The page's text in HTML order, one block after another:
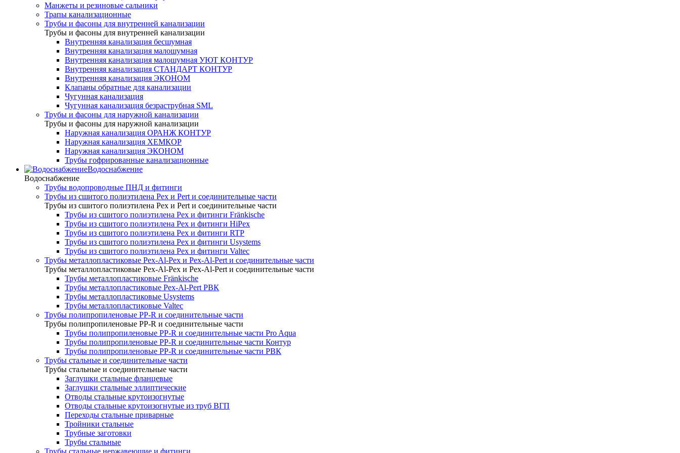
Манжеты и резиновые сальники
Трапы канализационные
Трубы и фасоны для внутренней канализации
Трубы и фасоны для внутренней канализации
Внутренняя канализация бесшумная
Внутренняя канализация малошумная
Внутренняя канализация малошумная УЮТ КОНТУР
Внутренняя канализация СТАНДАРТ КОНТУР
Внутренняя канализация ЭКОНОМ
Клапаны обратные для канализации
Чугунная канализация
Чугунная канализация безраструбная SML
Трубы и фасоны для наружной канализации
Трубы и фасоны для наружной канализации
Наружная канализация ОРАНЖ КОНТУР
Наружная канализация ХЕМКОР
Наружная канализация ЭКОНОМ
Трубы гофрированные канализационные
Водоснабжение
Водоснабжение
Трубы водопроводные ПНД и фитинги
Трубы из сшитого полиэтилена Pex и Pert и соединительные части
Трубы из сшитого полиэтилена Pex и Pert и соединительные части
Трубы из сшитого полиэтилена Pex и фитинги Fränkische
Трубы из сшитого полиэтилена Pex и фитинги HiPex
Трубы из сшитого полиэтилена Pex и фитинги RTP
Трубы из сшитого полиэтилена Pex и фитинги Usystems
Трубы из сшитого полиэтилена Pex и фитинги Valtec
Трубы металлопластиковые Pex-Al-Pex и Pex-Al-Pert и соединительные части
Трубы металлопластиковые Pex-Al-Pex и Pex-Al-Pert и соединительные части
Трубы металлопластиковые Fränkische
Трубы металлопластиковые Pex-Al-Pert РВК
Трубы металлопластиковые Usystems
Трубы металлопластиковые Valtec
Трубы полипропиленовые PP-R и соединительные части
Трубы полипропиленовые PP-R и соединительные части
Трубы полипропиленовые PP-R и соединительные части Pro Aqua
Трубы полипропиленовые PP-R и соединительные части Контур
Трубы полипропиленовые PP-R и соединительные части РВК
Трубы стальные и соединительные части
Трубы стальные и соединительные части
Заглушки стальные фланцевые
Заглушки стальные эллиптические
Отводы стальные крутоизогнутые
Отводы стальные крутоизогнутые из труб ВГП
Переходы стальные приварные
Тройники стальные
Трубные заготовки
Трубы стальные
Трубы стальные нержавеющие и фитинги